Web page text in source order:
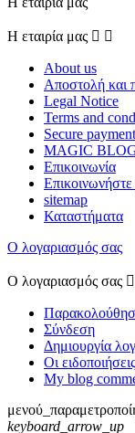
Η εταιρία μας  
About us
Αποστολή και
Legal Notice
Terms and
Secure payment
MAGIC
Επικοινωνία
sitemap
Καταστήματα
Ο λογαριασμός σας
Ο λογαριασμός σας 
Σύνδεση
Δημιουργία
Οι
My blog
keyboard_arrow_up